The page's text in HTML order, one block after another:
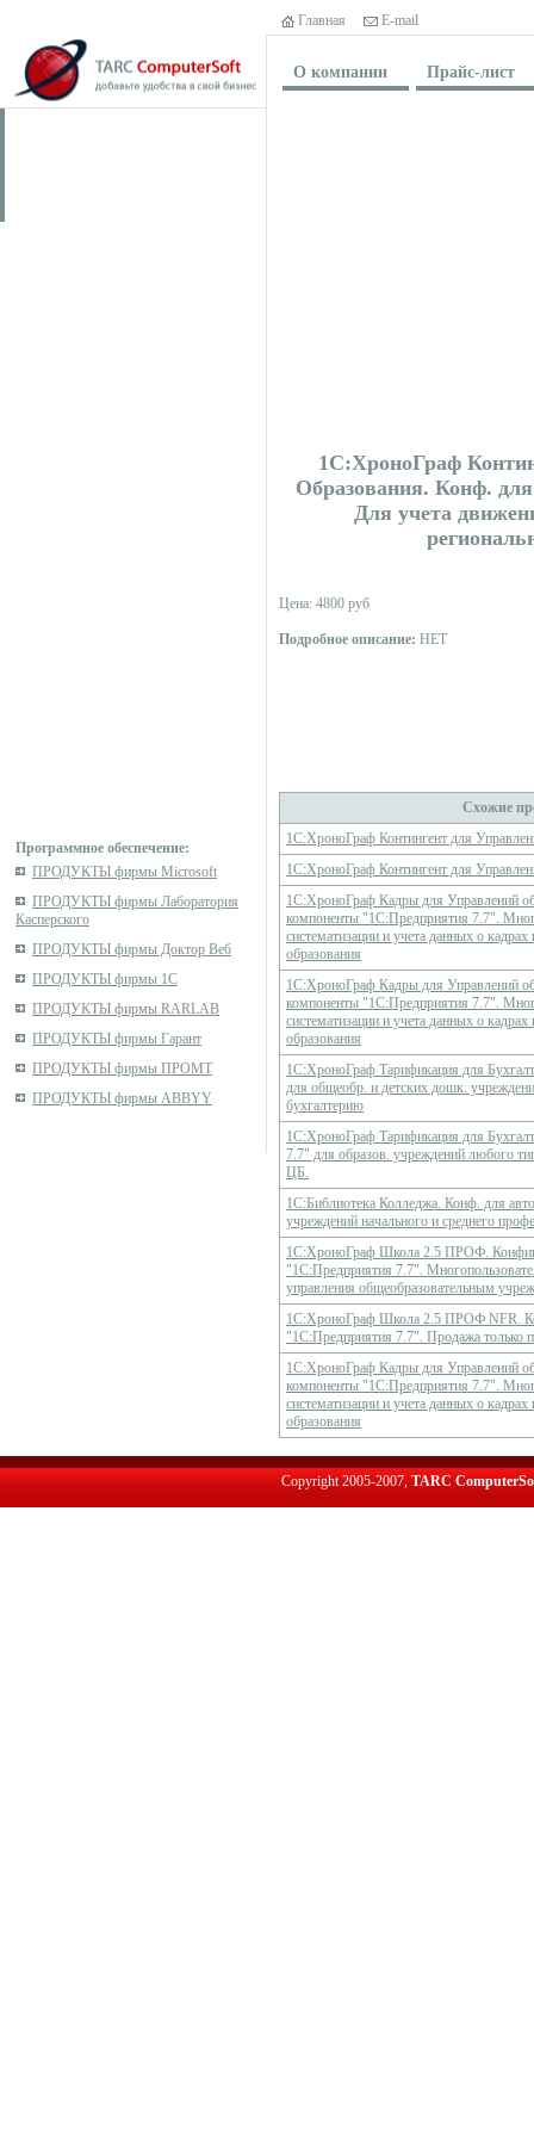
Главная E-mail
Программное обеспечение:
ПРОДУКТЫ фирмы Microsoft
ПРОДУКТЫ фирмы Лаборатория
Касперского
ПРОДУКТЫ фирмы Доктор Веб
ПРОДУКТЫ фирмы 1С
ПРОДУКТЫ фирмы RARLAB
ПРОДУКТЫ фирмы Гарант
ПРОДУКТЫ фирмы ПРОМТ
ПРОДУКТЫ фирмы ABBYY
О компании Прайс-лист
1С:ХроноГраф
Образования. Конф.
Для учета
Цена: 4800 руб
Подробное описание: НЕТ
Схожие
1С:ХроноГраф Контингент для
1С:ХроноГраф Контингент для
1С:ХроноГраф Кадры для Управлений
компоненты "1С:Предприятия 7.7".
систематизации и учета данных о
образования
1С:ХроноГраф Кадры для Управлений
компоненты "1С:Предприятия 7.7".
систематизации и учета данных о
образования
1С:ХроноГраф Тарификация для
для общеобр. и детских дошк.
бухгалтерию
1С:ХроноГраф Тарификация для
7.7" для образов. учреждений любого
ЦБ.
1С:Библиотека Колледжа. Конф. для
учреждений начального и среднего
1С:ХроноГраф Школа 2.5 ПРОФ.
"1С:Предприятия 7.7".
управления общеобразовательным
1С:ХроноГраф Школа 2.5 ПРОФ NFR.
"1С:Предприятия 7.7". Продажа только
1С:ХроноГраф Кадры для Управлений
компоненты "1С:Предприятия 7.7".
систематизации и учета данных о
образования
Copyright 2005-2007, TARC